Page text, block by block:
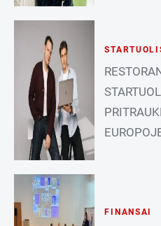
FINANSAI